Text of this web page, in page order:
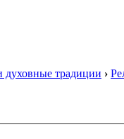
духовные традиции ›